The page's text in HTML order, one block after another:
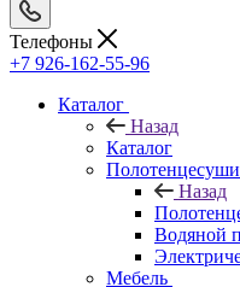
Телефоны
+7 926-162-55-96
Каталог
Назад
Каталог
Назад
Водяной
Мебель